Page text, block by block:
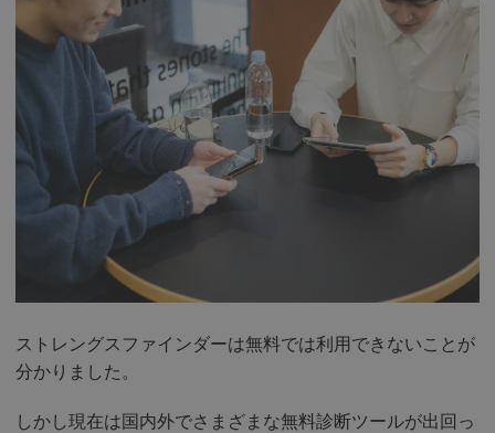
ストレングスファインダーは無料では利用できないことが
分かりました。
しかし現在は国内外でさまざまな無料診断ツールが出回っ